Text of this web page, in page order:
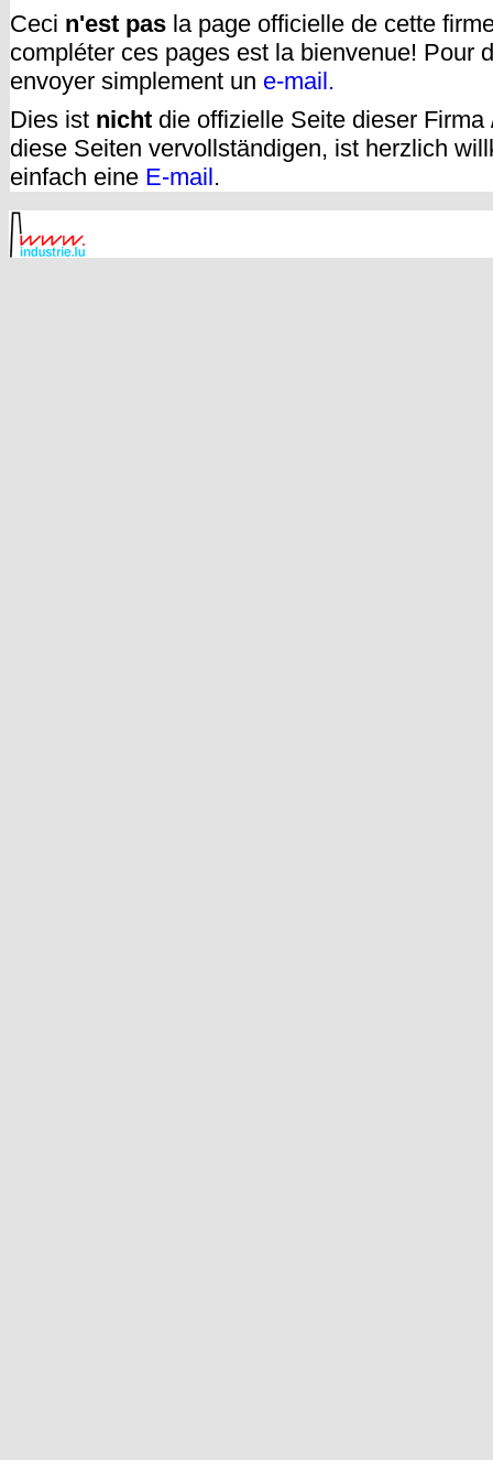
Ceci n'est pas la page officielle de cette
compléter ces pages est la bienvenue! Pour
envoyer simplement un e-mail.
Dies ist nicht die offizielle Seite dieser
diese Seiten vervollständigen, ist herzlich
einfach eine E-mail.